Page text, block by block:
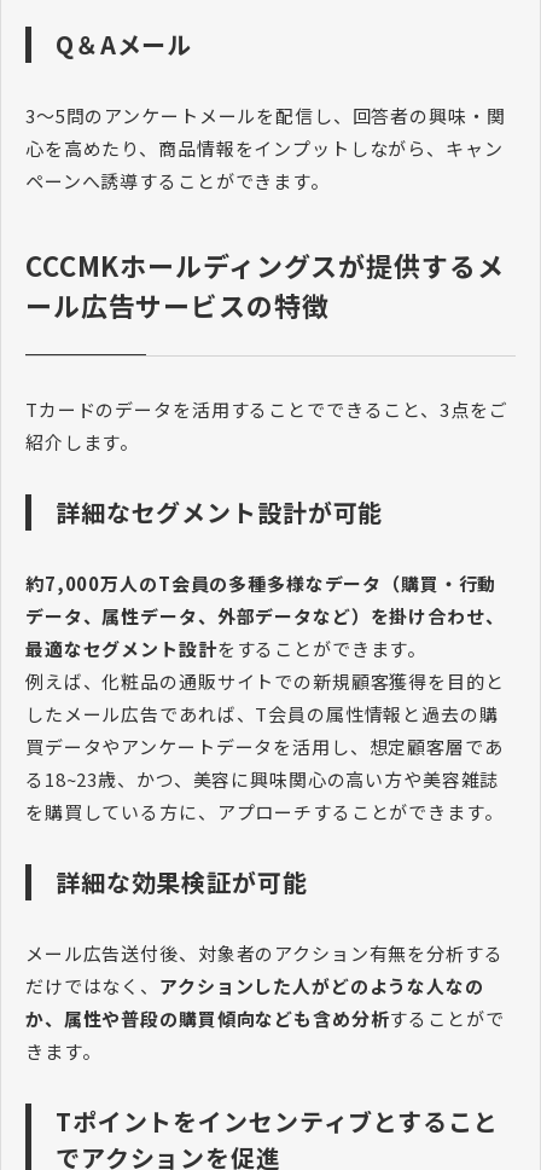
Q＆Aメール
3～5問のアンケートメールを配信し、回答者の興味・関
心を高めたり、商品情報をインプットしながら、キャン
ペーンへ誘導することができます。
CCCMKホールディングスが提供するメ
ール広告サービスの特徴
Tカードのデータを活用することでできること、3点をご
紹介します。
詳細なセグメント設計が可能
約7,000万人のT会員の多種多様なデータ（購買・行動
データ、属性データ、外部データなど）を掛け合わせ、
最適なセグメント設計をすることができます。
例えば、化粧品の通販サイトでの新規顧客獲得を目的と
したメール広告であれば、T会員の属性情報と過去の購
買データやアンケートデータを活用し、想定顧客層であ
る18~23歳、かつ、美容に興味関心の高い方や美容雑誌
を購買している方に、アプローチすることができます。
詳細な効果検証が可能
メール広告送付後、対象者のアクション有無を分析する
だけではなく、 アクションした人がどのような人なの
か、属性や普段の購買傾向なども含め分析することがで
きます。
Tポイントをインセンティブとすること
でアクションを促進